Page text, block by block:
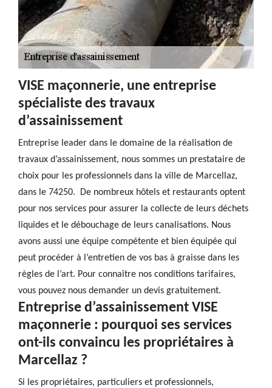
VISE maçonnerie, une entreprise
spécialiste des travaux
d’assainissement
Entreprise leader dans le domaine de la réalisation de
travaux d’assainissement, nous sommes un prestataire de
choix pour les professionnels dans la ville de Marcellaz,
dans le 74250. De nombreux hôtels et restaurants optent
pour nos services pour assurer la collecte de leurs déchets
liquides et le débouchage de leurs canalisations. Nous
avons aussi une équipe compétente et bien équipée qui
peut procéder à l’entretien de vos bas à graisse dans les
règles de l’art. Pour connaître nos conditions tarifaires,
vous pouvez nous demander un devis gratuitement.
Entreprise d’assainissement VISE
maçonnerie : pourquoi ses services
ont-ils convaincu les propriétaires à
Marcellaz ?
Si les propriétaires, particuliers et professionnels,